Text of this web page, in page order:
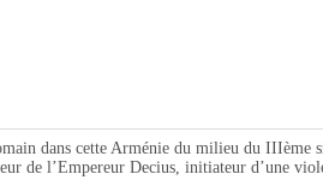
dans cette Arménie du milieu du IIIème
de l’Empereur Decius, initiateur d’une